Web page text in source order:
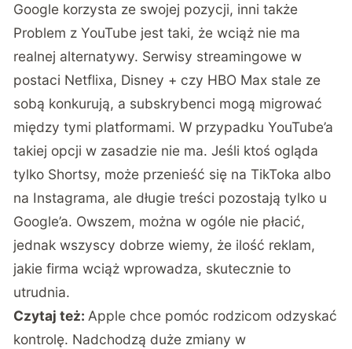
Google korzysta ze swojej pozycji, inni także
Problem z YouTube jest taki, że wciąż nie ma
realnej alternatywy. Serwisy streamingowe w
postaci Netflixa, Disney + czy HBO Max stale ze
sobą konkurują, a subskrybenci mogą migrować
między tymi platformami. W przypadku YouTube’a
takiej opcji w zasadzie nie ma. Jeśli ktoś ogląda
tylko Shortsy, może przenieść się na TikToka albo
na Instagrama, ale długie treści pozostają tylko u
Google’a. Owszem, można w ogóle nie płacić,
jednak wszyscy dobrze wiemy, że ilość reklam,
jakie firma wciąż wprowadza, skutecznie to
utrudnia.
Czytaj też:Apple chce pomóc rodzicom odzyskać
kontrolę. Nadchodzą duże zmiany w